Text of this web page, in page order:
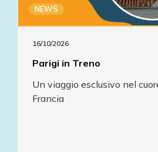
NEWS
16/10/2026
Parigi in Treno
Un viaggio esclusivo nel
Francia